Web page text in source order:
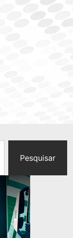
Pesquisar